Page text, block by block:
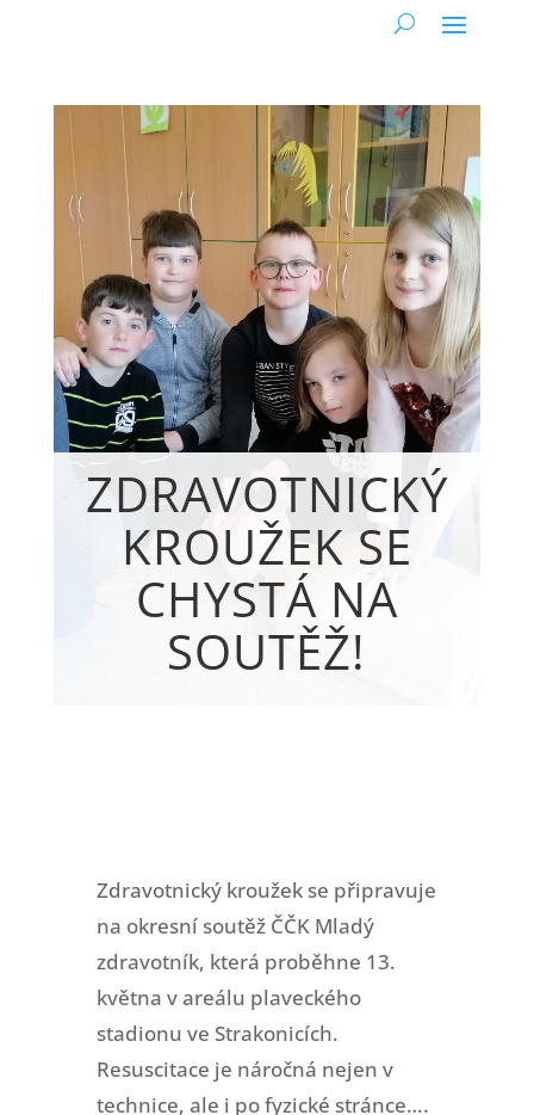
ZDRAVOTNICKÝ
KROUŽEK SE
CHYSTÁ NA
SOUTĚŽ!
Zdravotnický kroužek se připravuje
na okresní soutěž ČČK Mladý
zdravotník, která proběhne 13.
května v areálu plaveckého
stadionu ve Strakonicích.
Resuscitace je náročná nejen v
technice, ale i po fyzické stránce….